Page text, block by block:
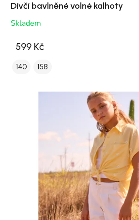
Dívčí bavlněné volné kalhoty
Skladem
599 Kč
140 158